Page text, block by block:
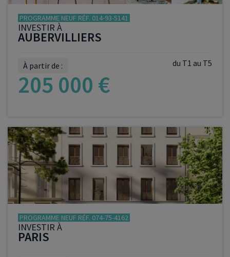
PROGRAMME NEUF RÉF. 014-93-5141
INVESTIR À
AUBERVILLIERS
du T1 au T5
À partir de :
205 000 €
VOIR LE PROGRAMME
PROGRAMME NEUF RÉF. 074-75-4162
INVESTIR À
PARIS